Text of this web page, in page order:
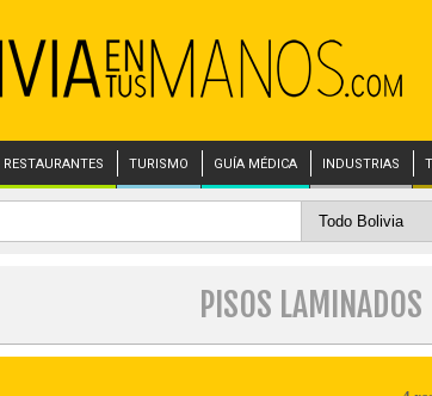
RESTAURANTES TURISMO GUÍA MÉDICA INDUSTRIAS
PISOS LAMINADOS